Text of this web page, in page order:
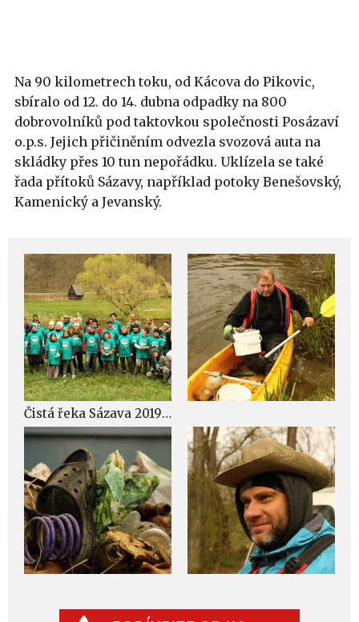
Na 90 kilometrech toku, od Kácova do Pikovic,
sbíralo od 12. do 14. dubna odpadky na 800
dobrovolníků pod taktovkou společnosti Posázaví
o.p.s. Jejich přičiněním odvezla svozová auta na
skládky přes 10 tun nepořádku. Uklízela se také
řada přítoků Sázavy, například potoky Benešovský,
Kamenický a Jevanský.
Čistá řeka Sázava 2019 – dobrovolníci uklízeli břehy známého toku